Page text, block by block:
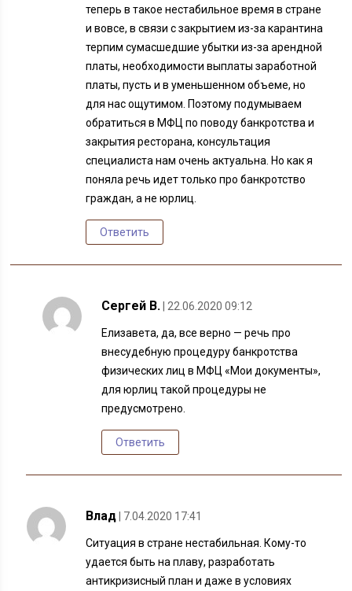
теперь в такое нестабильное время в стране
и вовсе, в связи с закрытием из-за карантина
терпим сумасшедшие убытки из-за арендной
платы, необходимости выплаты заработной
платы, пусть и в уменьшенном объеме, но
для нас ощутимом. Поэтому подумываем
обратиться в МФЦ по поводу банкротства и
закрытия ресторана, консультация
специалиста нам очень актуальна. Но как я
поняла речь идет только про банкротство
граждан, а не юрлиц.
Ответить
Сергей В. | 22.06.2020 09:12
Елизавета, да, все верно — речь про
внесудебную процедуру банкротства
физических лиц в МФЦ «Мои документы»,
для юрлиц такой процедуры не
предусмотрено.
Ответить
Влад | 7.04.2020 17:41
Ситуация в стране нестабильная. Кому-то
удается быть на плаву, разработать
антикризисный план и даже в условиях